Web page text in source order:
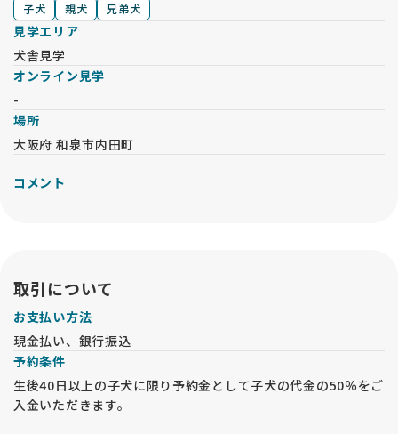
子犬 親犬 兄弟犬
見学エリア
犬舎見学
オンライン見学
-
場所
大阪府 和泉市内田町
コメント
取引について
お支払い方法
現金払い、銀行振込
予約条件
生後40日以上の子犬に限り予約金として子犬の代金の50％をご
入金いただきます。